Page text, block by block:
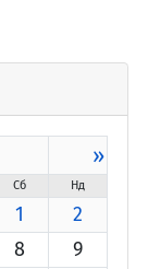
»
Сб Нд
1
2
8
9